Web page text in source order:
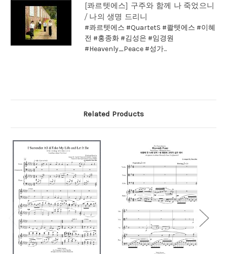
[콰르텟에스] 구주와 함께 나 죽었으니
/ 나의 생명 드리니
#콰르텟에스 #QuartetS #콸텟에스 #이혜
전 #홍종화 #김성은 #임경원
#Heavenly_Peace #성가...
Related Products